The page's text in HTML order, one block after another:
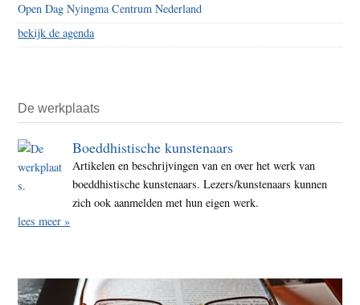
Open Dag Nyingma Centrum Nederland
bekijk de agenda
De werkplaats
Boeddhistische kunstenaars
Artikelen en beschrijvingen van en over het werk van
boeddhistische kunstenaars. Lezers/kunstenaars kunnen
zich ook aanmelden met hun eigen werk.
lees meer »